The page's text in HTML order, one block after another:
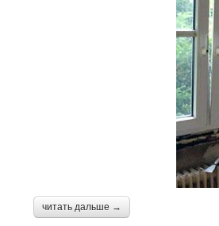
читать дальше →